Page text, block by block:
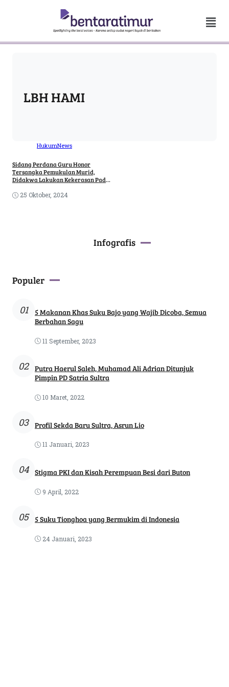
LBH HAMI
HukumNews
Sidang Perdana Guru Honor
Tersangka Pemukulan Murid,
Didakwa Lakukan Kekerasan Pada
25 Oktober, 2024
Infografis
Populer
01
5 Makanan Khas Suku Bajo yang Wajib Dicoba, Semua
Berbahan Sagu
11 September, 2023
02
Putra Haerul Saleh, Muhamad Ali Adrian Ditunjuk
Pimpin PD Satria Sultra
10 Maret, 2022
03 Profil Sekda Baru Sultra, Asrun Lio
11 Januari, 2023
04 Stigma PKI dan Kisah Perempuan Besi dari Buton
9 April, 2022
05 5 Suku Tionghoa yang Bermukim di Indonesia
24 Januari, 2023